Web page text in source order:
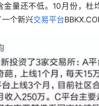
金量还不低。10月份，杜
个新兴交易平台